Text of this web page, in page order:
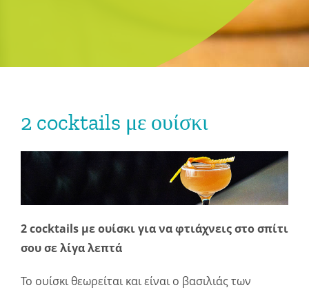
2 cocktails με ουίσκι
2 cocktails με ουίσκι για να φτιάχνεις στο σπίτι
σου σε λίγα λεπτά
To ουίσκι θεωρείται και είναι ο βασιλιάς των